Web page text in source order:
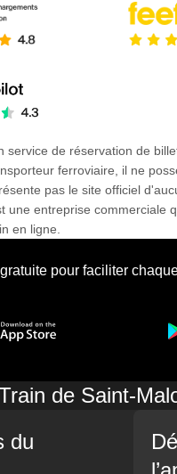
service de réservation de
ferroviaire, il ne
pas le site officiel
une entreprise commerciale
en ligne.
pour faciliter
de Saint-
du